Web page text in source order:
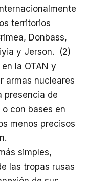
territorios
Donbass,
y Jerson. (2)
la OTAN y
armas nucleares
presencia de
con bases en
menos precisos
simples,
las tropas rusas